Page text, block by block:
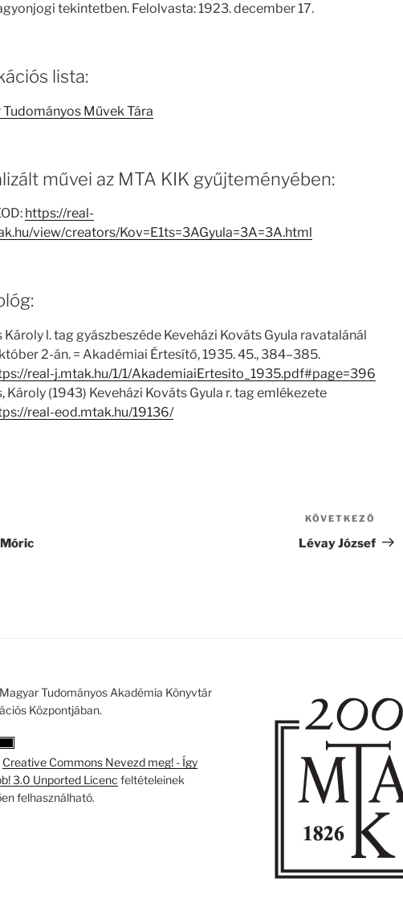
tekintetben. Felolvasta: 1923. december 17.
lista:
Művek Tára
művei az MTA KIK gyűjteményében:
https://real-
view/creators/Kov=E1ts=3AGyula=3A=3A.html
Károly l. tag gyászbeszéde Keveházi Kováts Gyula ravatalánál
2-án. = Akadémiai Értesítő, 1935. 45., 384–385.
real-j.mtak.hu/1/1/AkademiaiErtesito_1935.pdf#page=396
Károly (1943) Keveházi Kováts Gyula r. tag emlékezete
real-eod.mtak.hu/19136/
KÖVETKEZŐ
Lévay József
Tudományos Akadémia Könyvtár
Központjában.
Creative Commons Nevezd meg! - Így
3.0 Unported Licenc feltételeinek
felhasználható.